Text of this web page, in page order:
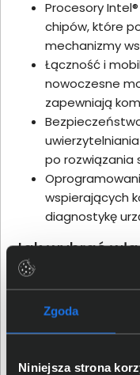
Zgoda
Niniejsza strona
Procesory
chipów, które
mechanizmy
Łączność i
nowoczesne
zapewniają
po rozwiązania
wspierających
diagnostykę
Jak wybrać
Ultra?
Seria EliteBook Ultra
oferując
inteligencję i
Określ